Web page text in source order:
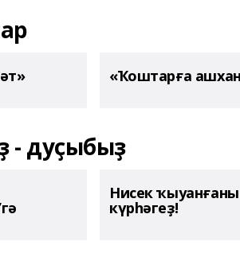
«Ҡоштарға
- дуҫыбыҙ
Нисек
күрһәгеҙ!